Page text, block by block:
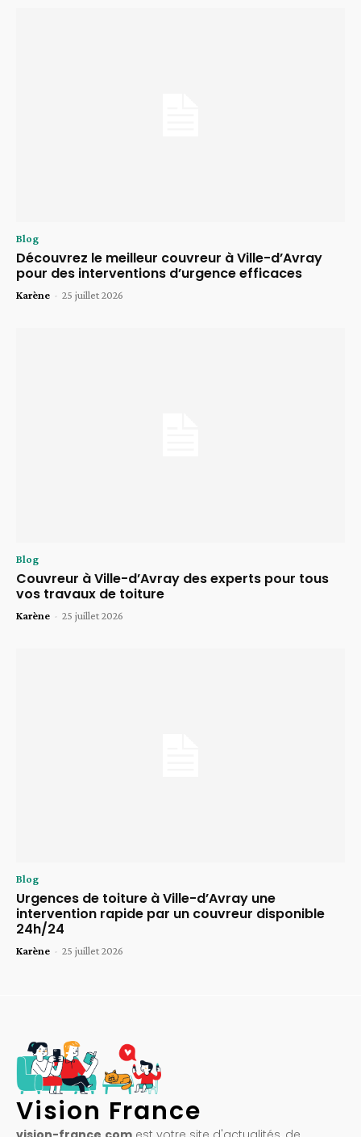
Blog
Découvrez le meilleur couvreur à Ville-d’Avray
pour des interventions d’urgence efficaces
Karène - 25 juillet 2026
Blog
Couvreur à Ville-d’Avray des experts pour tous
vos travaux de toiture
Karène - 25 juillet 2026
Blog
Urgences de toiture à Ville-d’Avray une
intervention rapide par un couvreur disponible
24h/24
Karène - 25 juillet 2026
Vision France